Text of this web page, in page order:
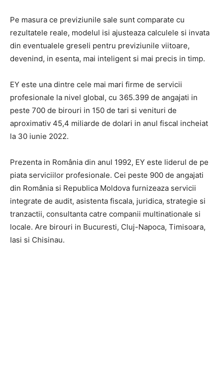
Pe masura ce previziunile sale sunt comparate cu
rezultatele reale, modelul isi ajusteaza calculele si invata
din eventualele greseli pentru previziunile viitoare,
devenind, in esenta, mai inteligent si mai precis in timp.
EY este una dintre cele mai mari firme de servicii
profesionale la nivel global, cu 365.399 de angajati in
peste 700 de birouri in 150 de tari si venituri de
aproximativ 45,4 miliarde de dolari in anul fiscal incheiat
la 30 iunie 2022.
Prezenta in România din anul 1992, EY este liderul de pe
piata serviciilor profesionale. Cei peste 900 de angajati
din România si Republica Moldova furnizeaza servicii
integrate de audit, asistenta fiscala, juridica, strategie si
tranzactii, consultanta catre companii multinationale si
locale. Are birouri in Bucuresti, Cluj-Napoca, Timisoara,
Iasi si Chisinau.